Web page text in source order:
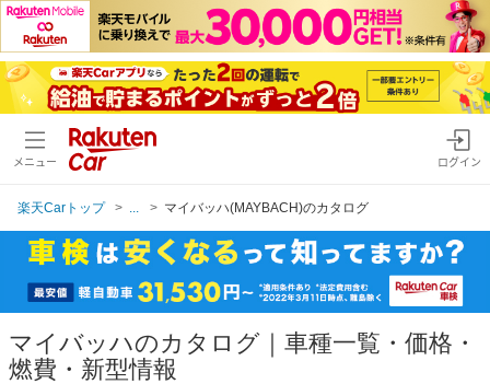
メニュー ログイン
楽天Carトップ マイバッハ(MAYBACH)のカタログ
マイバッハのカタログ｜車種一覧・価格・
燃費・新型情報